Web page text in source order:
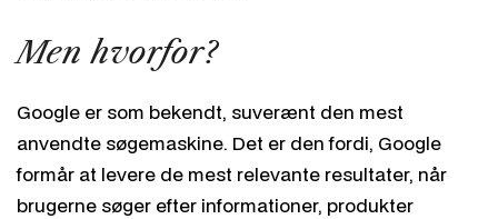
Men hvorfor?
Google er som bekendt, suverænt den mest
anvendte søgemaskine. Det er den fordi, Google
formår at levere de mest relevante resultater, når
brugerne søger efter informationer, produkter